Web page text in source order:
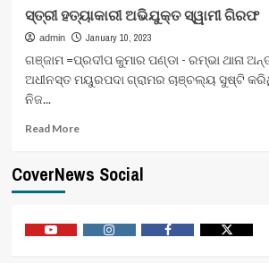
ଥିବା
ଲୋକଙ୍କୁ
ମିଳିବ
ସବୁ
ମୌଳିକ
ତୋଟାରୁ
ଯୁବକଙ୍କର
ଝୁଲନ୍ତା
ମୃତ
ଦେହ
ସ୍ତ୍ରୀ ହତ୍ୟାକାରୀ ଅଭିଯୁକ୍ତ ସ୍ୱାମୀ ଗିରଫ
admin January 10, 2023
ଗଞ୍ଜାମ =ପ୍ରଦୀପ କୁମାର ପଣ୍ଡା - ରମ୍ଭା ଥାନା
ଅଧୀନସ୍ତ ମୟୁରପଦା ଗ୍ରାମର ଚାଞ୍ଚଲ୍ୟ ସୁଷ୍ଟି
ନିଜ...
Read MoreRead
ସ୍ତ୍ରୀ
ସ୍ୱାମୀ
CoverNews Social